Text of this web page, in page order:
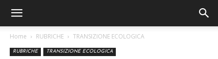
Home RUBRICHE TRANSIZIONE ECOLOGICA
RUBRICHE TRANSIZIONE ECOLOGICA